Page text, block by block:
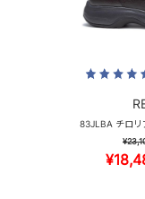
83JLBA チロリ